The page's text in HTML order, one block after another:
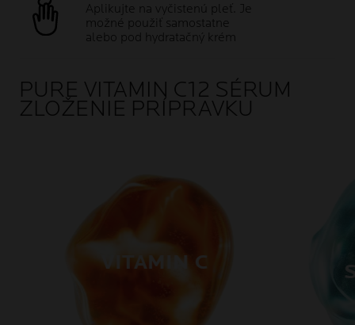
Aplikujte na vyčistenú pleť. Je
možné použiť samostatne
alebo pod hydratačný krém
PURE VITAMIN C12 SÉRUM
ZLOŽENIE PRÍPRAVKU
VITAMIN C